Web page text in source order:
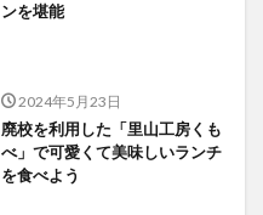
ンを堪能
2024年5月23日
廃校を利用した「里山工房くも
べ」で可愛くて美味しいランチ
を食べよう